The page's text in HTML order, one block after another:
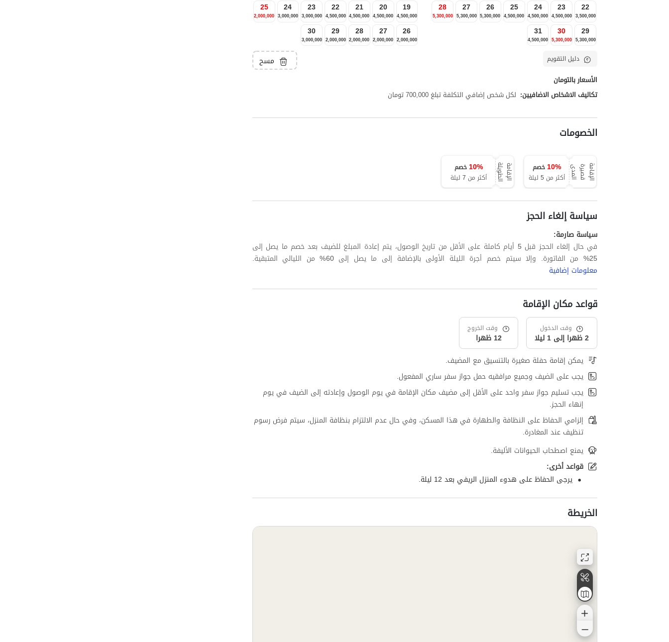
22
3,500,000
23
4,500,000
24
4,500,000
25
4,500,000
26
5,300,000
27
5,300,000
28
5,300,000
29
5,300,000
30
5,300,000
31
4,500,000
19
4,500,000
20
4,500,000
21
4,500,000
22
4,500,000
23
3,000,000
24
3,000,000
25
2,000,000
26
2,000,000
27
2,000,000
28
2,000,000
29
2,000,000
30
3,000,000
دليل التقويم مسح
الأسعار بالتومان
تكاليف الاشخاص الاضافيين: لكل شخص إضافي التكلفة تبلغ 700,000 تومان
الخصومات
ا
ل
إ
ق
ا
م
ة
ق
ص
ي
ر
ة
ا
ل
م
د ى 10%
خصم
أكثر من 5 ليلة
ا
ل
إ
ق
ا
م
ة
ا
ل
ط
و
ي
لة 10%
خصم
أكثر من 7 ليلة
سياسة إلغاء الحجز
سياسة صارمة:
في حال إلغاء الحجز قبل 5 أيام كاملة على الأقل من تاريخ الوصول، يتم إعادة المبلغ للضيف بعد خصم ما يصل إلى
25% من الفاتورة. وإلا سيتم خصم أجرة الليلة الأولى بالإضافة إلى ما يصل إلى 60% من الليالي المتبقية.
معلومات إضافية
قواعد مكان الإقامة
وقت الدخول
2 ظهرا إلى 1 ليلا
وقت الخروج
12 ظهرا
يمكن إقامة حفلة صغيرة بالتنسيق مع المضيف.
يجب على الضيف وجميع مرافقيه حمل جواز سفر ساري المفعول.
يجب تسليم جواز سفر واحد على الأقل إلى مضيف مكان الإقامة في يوم الوصول وإعادته إلى الضيف في يوم
إنهاء الحجز.
إلزامي الحفاظ على النظافة والطهارة في هذا المسكن، وفي حال عدم الالتزام بنظافة المنزل، سيتم فرض رسوم
تنظيف عند المغادرة.
يمنع اصطحاب الحيوانات الأليفة.
قواعد أخرى:
يرجى الحفاظ على هدوء المنزل الريفي بعد 12 ليلة.
الخريطة